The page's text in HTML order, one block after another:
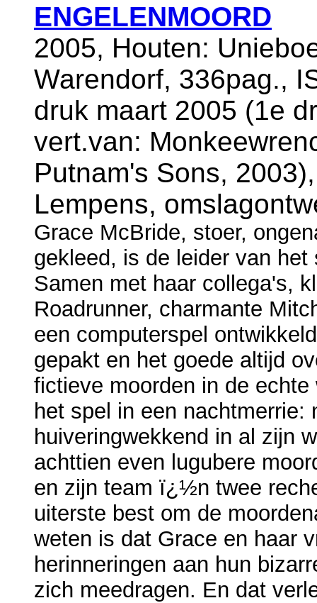
ENGELENMOORD
2005, Houten:
Warendorf, 336pag.,
druk maart 2005 (1e
vert.van:
Putnam's Sons,
Lempens,
Grace McBride, stoer,
gekleed, is de leider van
Samen met haar collega's,
Roadrunner, charmante
een computerspel
gepakt en het goede altijd
fictieve moorden in de
het spel in een
huiveringwekkend in al zijn
achttien even lugubere
en zijn team ï¿½n twee
uiterste best om de
weten is dat Grace en haar
herinneringen aan hun
zich meedragen. En dat